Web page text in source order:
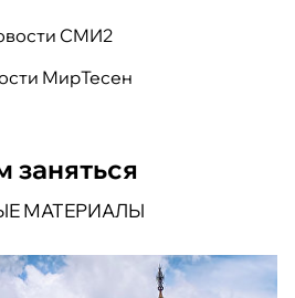
СМИ2
МирТесен
заняться
МАТЕРИАЛЫ